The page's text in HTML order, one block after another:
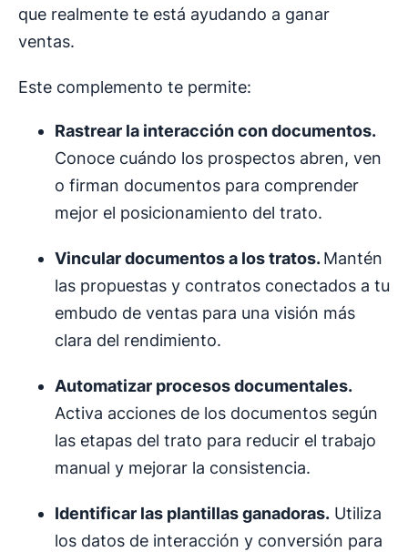
que realmente te está ayudando a ganar
ventas.
Este complemento te permite:
Rastrear la interacción con documentos.
Conoce cuándo los prospectos abren, ven
o firman documentos para comprender
mejor el posicionamiento del trato.
Vincular documentos a los tratos.Mantén
las propuestas y contratos conectados a tu
embudo de ventas para una visión más
clara del rendimiento.
Automatizar procesosdocumentales.
Activa acciones de los documentos según
las etapas del trato para reducir el trabajo
manual y mejorar la consistencia.
Identificar las plantillas ganadoras. Utiliza
los datos de interacción y conversión para